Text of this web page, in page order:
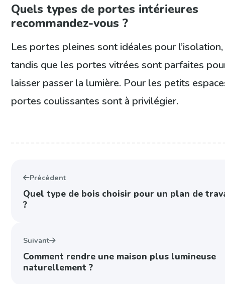
Quels types de portes intérieures
recommandez-vous ?
Les portes pleines sont idéales pour l’isolation,
tandis que les portes vitrées sont parfaites
laisser passer la lumière. Pour les petits
portes coulissantes sont à privilégier.
Précédent
Quel type de bois choisir pour un plan de
?
Suivant
Comment rendre une maison plus lumineuse
naturellement ?